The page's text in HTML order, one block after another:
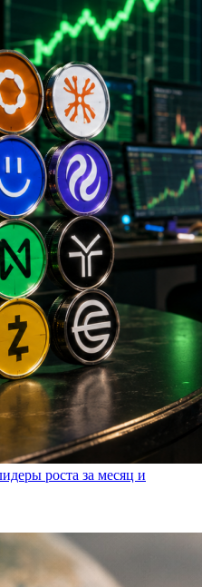
роста за месяц и